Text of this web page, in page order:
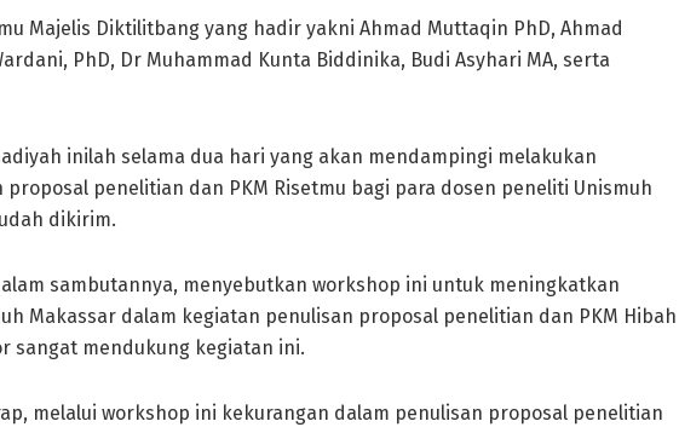
Majelis Diktilitbang yang hadir yakni Ahmad Muttaqin PhD, Ahmad
PhD, Dr Muhammad Kunta Biddinika, Budi Asyhari MA, serta
inilah selama dua hari yang akan mendampingi melakukan
penelitian dan PKM Risetmu bagi para dosen peneliti Unismuh
dikirim.
sambutannya, menyebutkan workshop ini untuk meningkatkan
Makassar dalam kegiatan penulisan proposal penelitian dan PKM Hibah
sangat mendukung kegiatan ini.
melalui workshop ini kekurangan dalam penulisan proposal penelitian